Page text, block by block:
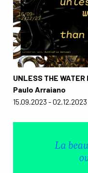
UNLESS THE
Paulo Arraiano
15.09.2023 - 02.12.2023